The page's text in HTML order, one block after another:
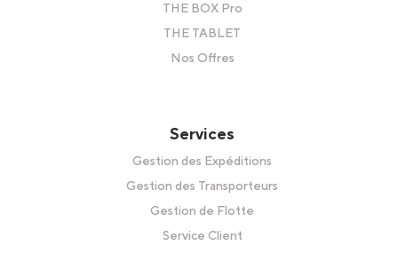
THE BOX Pro
THE TABLET
Nos Offres
Services
Gestion des Expéditions
Gestion des Transporteurs
Gestion de Flotte
Service Client